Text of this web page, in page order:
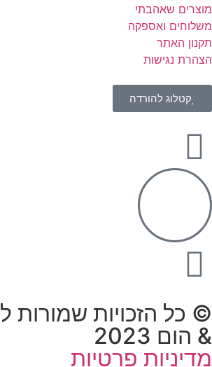
מוצרים שאהבתי
משלוחים ואספקה
תקנון האתר
הצהרת נגישות
קטלוג להורדה
© כל הזכויות שמורות
& הום 2023
מדיניות פרטיות